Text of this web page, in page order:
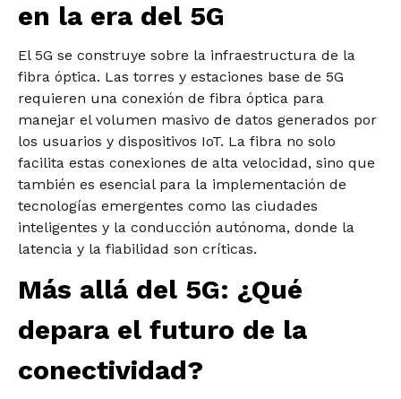
en la era del 5G
El 5G se construye sobre la infraestructura de la
fibra óptica. Las torres y estaciones base de 5G
requieren una conexión de fibra óptica para
manejar el volumen masivo de datos generados por
los usuarios y dispositivos IoT. La fibra no solo
facilita estas conexiones de alta velocidad, sino que
también es esencial para la implementación de
tecnologías emergentes como las ciudades
inteligentes y la conducción autónoma, donde la
latencia y la fiabilidad son críticas.
Más allá del 5G: ¿Qué
depara el futuro de la
conectividad?